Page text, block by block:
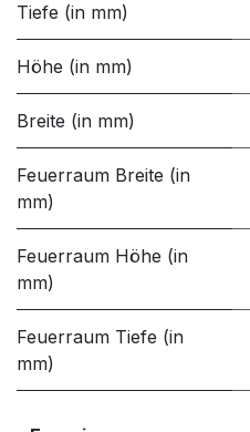
Tiefe (in mm)
Höhe (in mm)
Breite (in mm)
Feuerraum Breite (in
mm)
Feuerraum Höhe (in
mm)
Feuerraum Tiefe (in
mm)